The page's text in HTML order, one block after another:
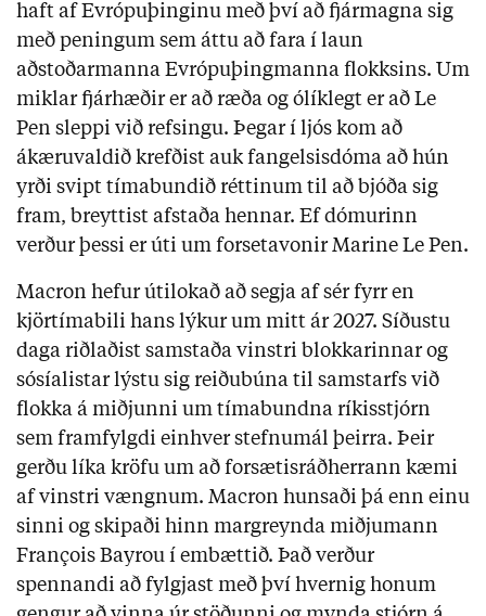
haft af Evrópuþinginu með því að fjármagna sig
með peningum sem áttu að fara í laun
aðstoðarmanna Evrópuþingmanna flokksins. Um
miklar fjárhæðir er að ræða og ólíklegt er að Le
Pen sleppi við refsingu. Þegar í ljós kom að
ákæruvaldið krefðist auk fangelsisdóma að hún
yrði svipt tímabundið réttinum til að bjóða sig
fram, breyttist afstaða hennar. Ef dómurinn
verður þessi er úti um forsetavonir Marine Le Pen.
Macron hefur útilokað að segja af sér fyrr en
kjörtímabili hans lýkur um mitt ár 2027. Síðustu
daga riðlaðist samstaða vinstri blokkarinnar og
sósíalistar lýstu sig reiðubúna til samstarfs við
flokka á miðjunni um tímabundna ríkisstjórn
sem framfylgdi einhver stefnumál þeirra. Þeir
gerðu líka kröfu um að forsætisráðherrann kæmi
af vinstri vængnum. Macron hunsaði þá enn einu
sinni og skipaði hinn margreynda miðjumann
François Bayrou í embættið. Það verður
spennandi að fylgjast með því hvernig honum